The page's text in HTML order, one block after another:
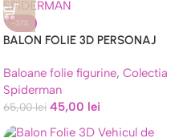
-31%
BALON FOLIE 3D PERSONAJ
CM
Baloane folie figurine, Colectia
Spiderman
65,00lei 45,00 lei